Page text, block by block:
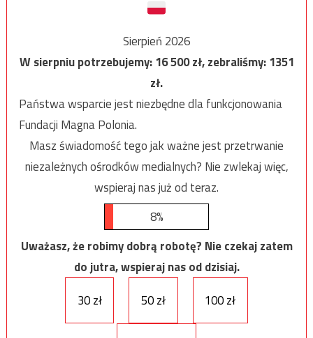
Sierpień 2026
W sierpniu potrzebujemy:16 500zł, zebraliśmy:1351
zł.
Państwa wsparcie jest niezbędne dla funkcjonowania
Fundacji Magna Polonia.
Masz świadomość tego jak ważne jest przetrwanie
niezależnych ośrodków medialnych? Nie zwlekaj więc,
wspieraj nas już od teraz.
8%
Uważasz, że robimy dobrą robotę? Nie czekaj zatem
do jutra, wspieraj nas od dzisiaj.
30 zł
50 zł 100 zł